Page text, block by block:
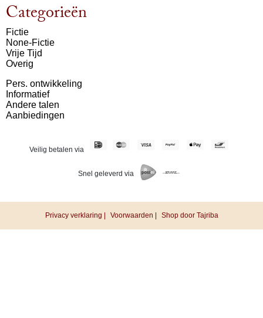
Categorieën
Fictie
None-Fictie
Vrije Tijd
Overig
Pers. ontwikkeling
Informatief
Andere talen
Aanbiedingen
Veilig betalen via
Snel geleverd via
Privacy verklaring | Voorwaarden | Shop door Tajriba